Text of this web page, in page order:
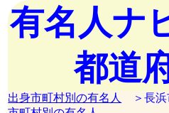
有名人
都道
出身市町村別の有名人
＞長浜